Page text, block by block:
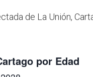
de La Unión,